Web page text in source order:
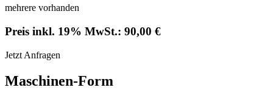
mehrere vorhanden
Preis inkl. 19% MwSt.: 90,00 €
Jetzt Anfragen
Maschinen-Form